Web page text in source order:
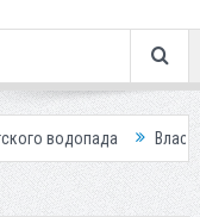
Власти Махачкалы